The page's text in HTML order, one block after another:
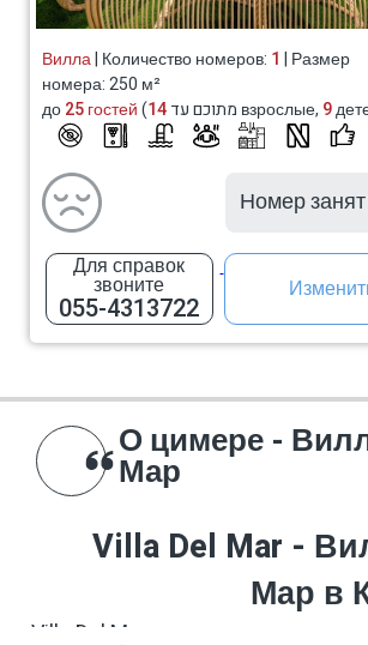
Вилла| Количество номеров: 1 | Размер
номера: 250 м²
до25 гостей (מתוכם עד14 взрослые, 9
Номер
Для справок
звоните
055-4313722
О цимере -
Мар
Villa Del Mar -
Мар в
Villa Del Mar — это роскошная